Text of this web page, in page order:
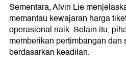
Sementara, Alvin Lie
memantau kewajaran harga
operasional naik. Selain itu,
memberikan pertimbangan dan
berdasarkan keadilan.